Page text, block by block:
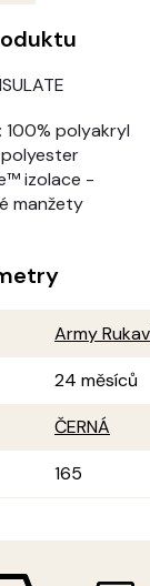
100% polyakryl
izolace -
manžety
Army
24 měsíců
ČERNÁ
165